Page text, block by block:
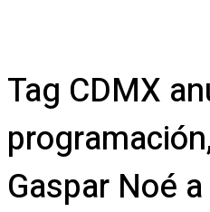
Tag CDMX
Gaspar Noé